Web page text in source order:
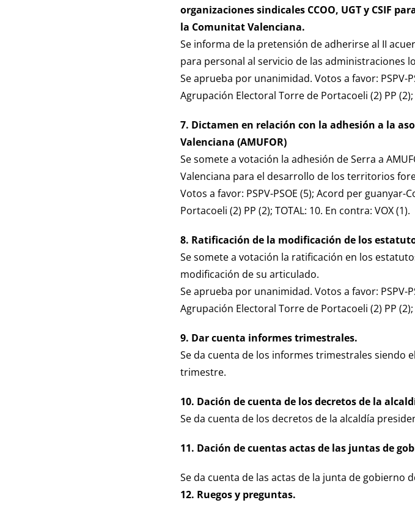
organizaciones sindicales CCOO, UGT y CSIF
la Comunitat Valenciana.
Se informa de la pretensión de adherirse al II
para personal al servicio de las administraciones
Se aprueba por unanimidad. Votos a favor: PSPV-
Agrupación Electoral Torre de Portacoeli (2) PP (2);
7. Dictamen en relación con la adhesión a la
Valenciana (AMUFOR)
Se somete a votación la adhesión de Serra a
Valenciana para el desarrollo de los territorios
Votos a favor: PSPV-PSOE (5); Acord per
Portacoeli (2) PP (2); TOTAL: 10. En contra: VOX (1).
8. Ratificación de la modificación de los
Se somete a votación la ratificación en los
modificación de su articulado.
Se aprueba por unanimidad. Votos a favor: PSPV-
Agrupación Electoral Torre de Portacoeli (2) PP (2);
9. Dar cuenta informes trimestrales.
Se da cuenta de los informes trimestrales siendo
trimestre.
10. Dación de cuenta de los decretos de la
Se da cuenta de los decretos de la alcaldía
11. Dación de cuentas actas de las juntas de
Se da cuenta de las actas de la junta de gobierno
12. Ruegos y preguntas.